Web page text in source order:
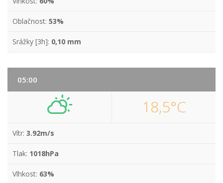
Oblačnost: 53%
Srážky [3h]: 0,10 mm
05:00
18,5°C
Vítr: 3.92m/s
Tlak: 1018hPa
Vlhkost: 63%